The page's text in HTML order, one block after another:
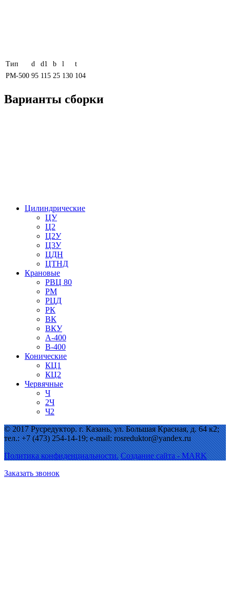
Тип d d1 b l
t
РМ-500 95 115 25 130 104
Варианты сборки
Цилиндрические
ЦУ
Ц2
Ц2У
Ц3У
ЦДН
ЦТНД
Крановые
РВЦ 80
РМ
РЦД
РК
ВК
ВКУ
А-400
В-400
Конические
КЦ1
КЦ2
Червячные
Ч
2Ч
Ч2
© 2017 Русредуктор. г. Казань, ул. Большая Красная, д. 64 к2;
тел.: +7 (473) 254-14-19; e-mail: rosreduktor@yandex.ru
Политика конфиденциальности. Создание сайта - MARK
Заказать звонок